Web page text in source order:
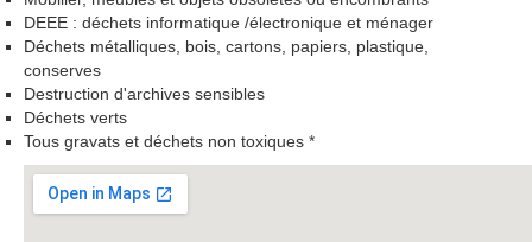
DEEE : déchets informatique /électronique et ménager
Déchets métalliques, bois, cartons, papiers, plastique,
conserves
Destruction d'archives sensibles
Déchets verts
Tous gravats et déchets non toxiques *